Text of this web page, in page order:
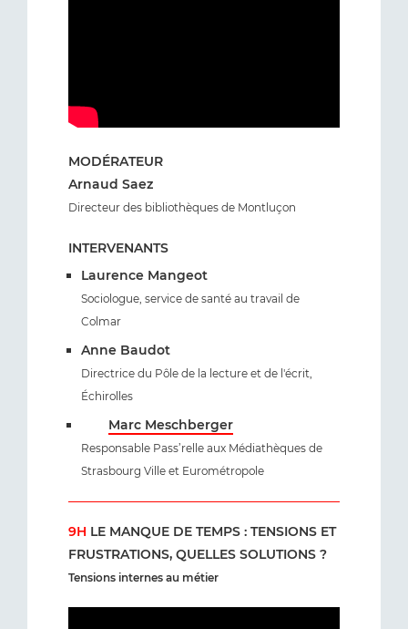
MODÉRATEUR
Arnaud Saez
Directeur des bibliothèques de Montluçon
INTERVENANTS
Laurence Mangeot
Sociologue, service de santé au travail de
Colmar
Anne Baudot
Directrice du Pôle de la lecture et de l'écrit,
Échirolles
Marc Meschberger
Responsable Pass’relle aux Médiathèques de
Strasbourg Ville et Eurométropole
9H LE MANQUE DE TEMPS : TENSIONS ET
FRUSTRATIONS, QUELLES SOLUTIONS ?
Tensions internes au métier